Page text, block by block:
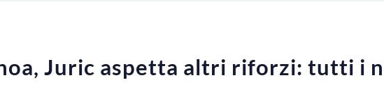
Juric aspetta altri riforzi: tutti i